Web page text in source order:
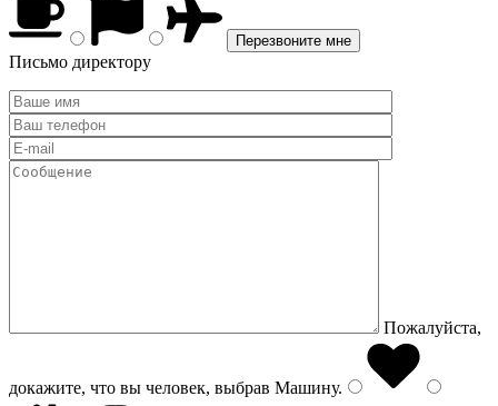
Письмо директору
Пожалуйста,
докажите, что вы человек, выбрав Машину.